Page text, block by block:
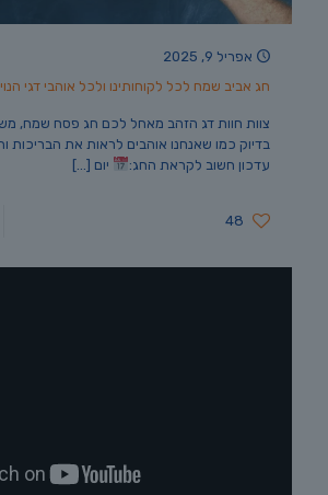
אפריל 9, 2025
חג אביב שמח לכל לקוחותינו ולכל אוהבי דגי
צוות חוות דג הזהב מאחל לכם חג פסח שמח,
בדיוק כמו שאנחנו אוהבים לראות את הבריכות
עדכון חשוב לקראת החג:
יום […]
48